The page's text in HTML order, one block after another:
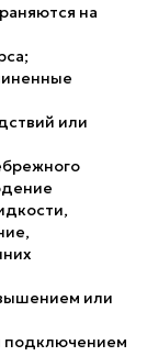
на
или
или
подключением